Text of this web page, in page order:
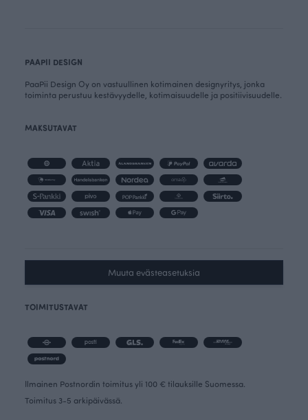
PAAPII DESIGN
PaaPii Design Oy on vastuullinen kotimainen designyritys, jonka
toiminta perustuu kestävyydelle, kotimaisuudelle ja positiivisuudelle.
MAKSUTAVAT
Muuta evästeasetuksia
TOIMITUSTAVAT
Ilmainen Postnordin toimitus yli 100 € tilauksille Suomessa.
Toimitus 3-5 arkipäivässä.